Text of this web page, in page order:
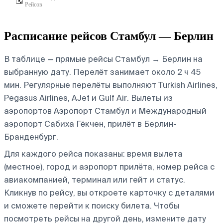
Рейсов
Расписание рейсов Стамбул — Берлин
В таблице — прямые рейсы Стамбул → Берлин на
выбранную дату. Перелёт занимает около 2 ч 45
мин. Регулярные перелёты выполняют Turkish Airlines,
Pegasus Airlines, AJet и Gulf Air. Вылеты из
аэропортов Аэропорт Стамбул и Международный
аэропорт Сабиха Гёкчен, прилёт в Берлин-
Бранденбург.
Для каждого рейса показаны: время вылета
(местное), город и аэропорт прилёта, номер рейса с
авиакомпанией, терминал или гейт и статус.
Кликнув по рейсу, вы откроете карточку с деталями
и сможете перейти к поиску билета. Чтобы
посмотреть рейсы на другой день, измените дату